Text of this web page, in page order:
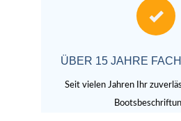
ÜBER 15 JAHRE
Seit vielen Jahren Ihr